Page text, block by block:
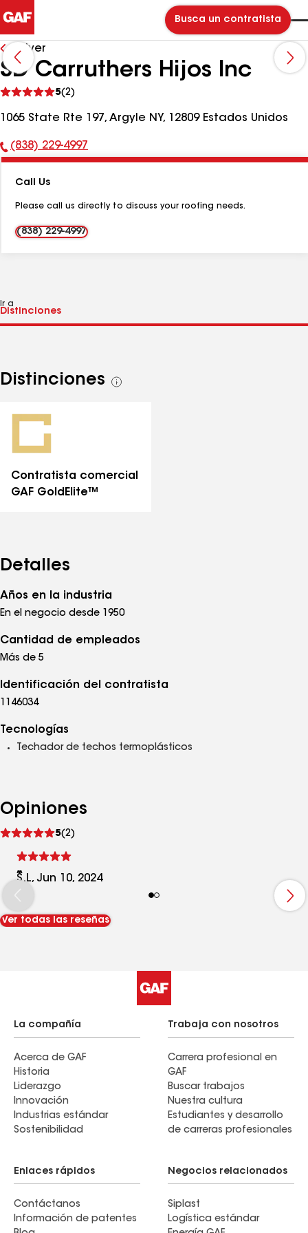
Busca un contratista
Volver
SD Carruthers Hijos Inc
5(2)
comentarios
1065 State Rte 197, Argyle NY, 12809 Estados Unidos
Número
teléfono:
(838) 229-4997
Call Us
Please call us directly to discuss your roofing needs.
(838) 229-4997
Ir a
Distinciones
Ver
Contratista comercial
GAF GoldElite™
Detalles
Años en la industria
En el negocio desde 1950
Cantidad de empleados
Más de 5
Identificación del contratista
1146034
Tecnologías
Techador de techos termoplásticos
Opiniones
5(2)
comentarios
S.L, Jun 10, 2024
Ver todas las reseñas
La compañía
Acerca de GAF
Historia
Liderazgo
Innovación
Industrias estándar
Sostenibilidad
Trabaja con nosotros
Carrera profesional en
GAF
Buscar trabajos
Nuestra cultura
Estudiantes y desarrollo
de carreras profesionales
Enlaces rápidos
Contáctanos
Información de patentes
Negocios relacionados
Siplast
Logística estándar